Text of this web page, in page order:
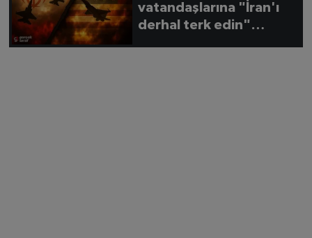
vatandaşlarına "İran'ı
derhal terk edin"